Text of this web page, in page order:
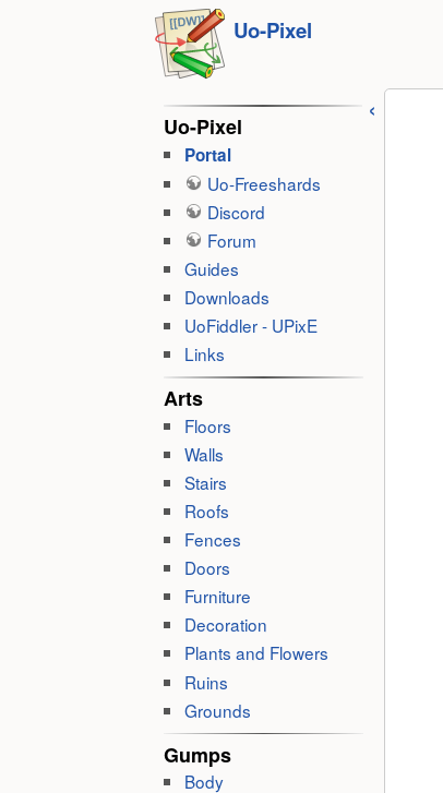
Uo-Pixel
Uo-Pixel
Portal
Uo-Freeshards
Discord
Forum
Guides
Downloads
UoFiddler - UPixE
Links
Arts
Floors
Walls
Stairs
Roofs
Fences
Doors
Furniture
Decoration
Plants and Flowers
Ruins
Grounds
Gumps
Body